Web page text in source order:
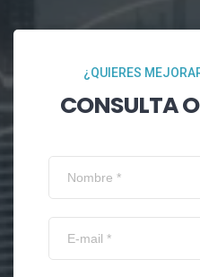
¿QUIERES
CONSULTA